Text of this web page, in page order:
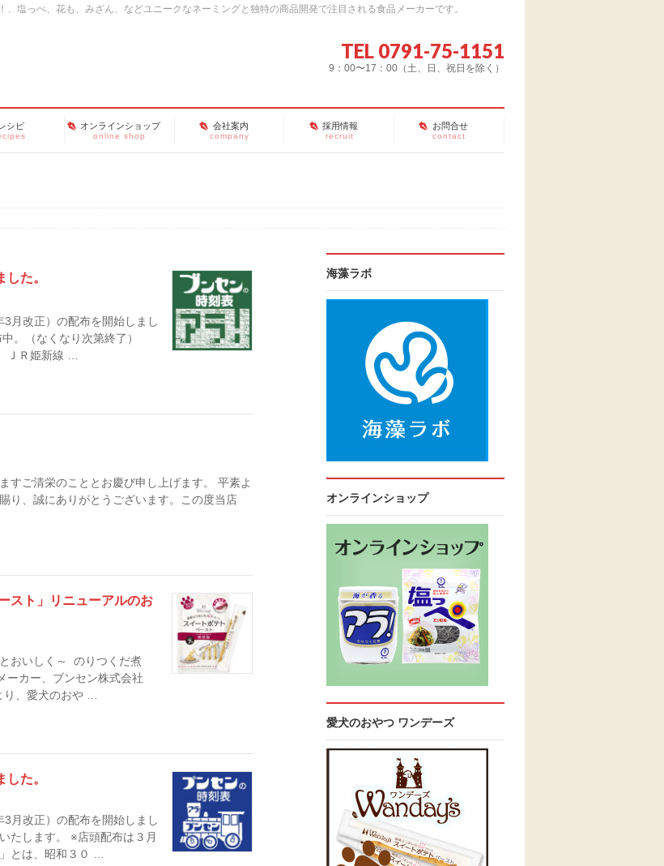
塩っぺ、花も、みざん、などユニークなネーミングと独特の商品開発で注目される食品メーカーです。
TEL 0791-75-1151
9：00〜17：00（土、日、祝日を除く）
シピ オンラインショップ
online shop
会社案内
company
採用情報
recruit
お問合せ
contact
た。
月改正）の配布を開始しまし
中。（なくなり次第終了）
ＪＲ姫新線 …
ご清栄のこととお慶び申し上げます。 平素よ
り、誠にありがとうございます。この度当店
スト」リニューアルのお
おいしく～ のりつくだ煮
ーカー、ブンセン株式会社
り、愛犬のおや …
た。
月改正）の配布を開始しまし
たします。 ※店頭配布は３月
とは、昭和３０ …
海藻ラボ
オンラインショップ
愛犬のおやつ ワンデーズ